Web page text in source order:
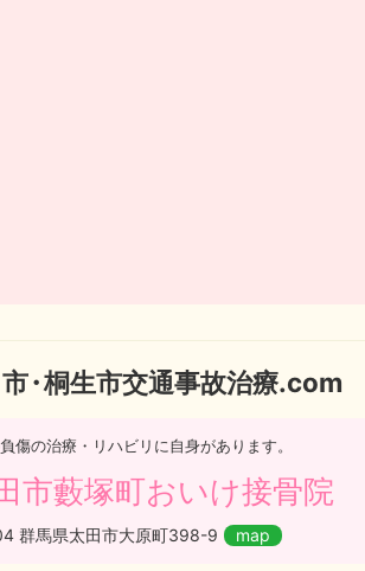
市・桐生市交通事故治療.com
傷の治療・リハビリに自身があります。
市藪塚町おいけ接骨院
群馬県太田市大原町398-9 map